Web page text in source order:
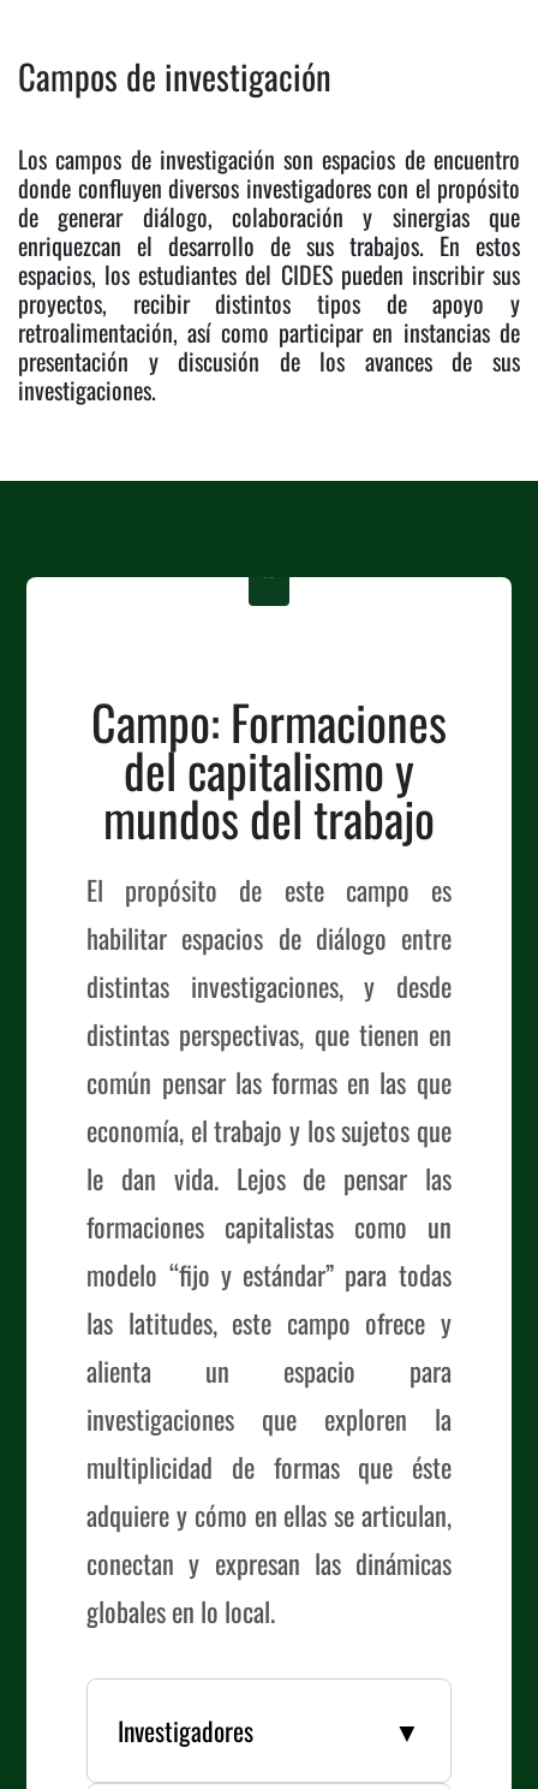
Campos de investigación
Los campos de investigación son espacios de encuentro
donde confluyen diversos investigadores con el propósito
de generar diálogo, colaboración y sinergias que
enriquezcan el desarrollo de sus trabajos. En estos
espacios, los estudiantes del CIDES pueden inscribir sus
proyectos, recibir distintos tipos de apoyo y
retroalimentación, así como participar en instancias de
presentación y discusión de los avances de sus
investigaciones.
“
Campo: Formaciones
del capitalismo y
mundos del trabajo
El propósito de este campo es
habilitar espacios de diálogo entre
distintas investigaciones, y desde
distintas perspectivas, que tienen en
común pensar las formas en las que
economía, el trabajo y los sujetos que
le dan vida. Lejos de pensar las
formaciones capitalistas como un
modelo “fijo y estándar” para todas
las latitudes, este campo ofrece y
alienta un espacio para
investigaciones que exploren la
multiplicidad de formas que éste
adquiere y cómo en ellas se articulan,
conectan y expresan las dinámicas
globales en lo local.
Investigadores ▼